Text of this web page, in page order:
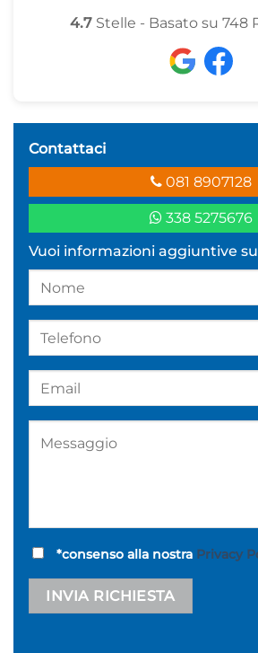
4.7 Stelle - Basato su 748
Contattaci
081 8907128
338 5275676
Vuoi informazioni aggiuntive
*consenso alla nostra Privacy